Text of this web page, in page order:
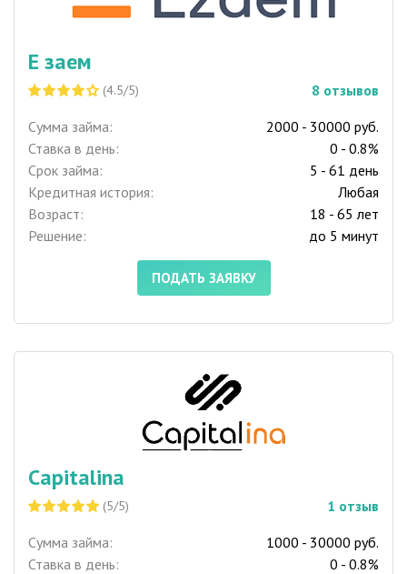
Е заем
(4.5/5) 8 отзывов
Сумма займа:
2000 - 30000 руб.
Ставка в день:
0 - 0.8%
Срок займа:
5 - 61 день
Кредитная история:
Любая
Возраст:
18 - 65 лет
Решение:
до 5 минут
ПОДАТЬ ЗАЯВКУ
Capitalina
(5/5) 1 отзыв
Сумма займа:
1000 - 30000 руб.
Ставка в день:
0 - 0.8%